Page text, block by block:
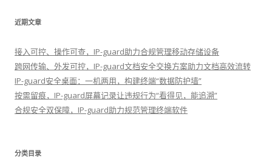
近期文章
接入可控、操作可查，IP-guard助力合规管理移动存储设备
跨网传输、外发可控，IP-guard文档安全交换方案助力文档高效流转
IP-guard安全桌面：一机两用，构建终端“数据防护墙”
按需留痕，IP-guard屏幕记录让违规行为“看得见，能追溯”
合规安全双保障，IP-guard助力规范管理终端软件
分类目录